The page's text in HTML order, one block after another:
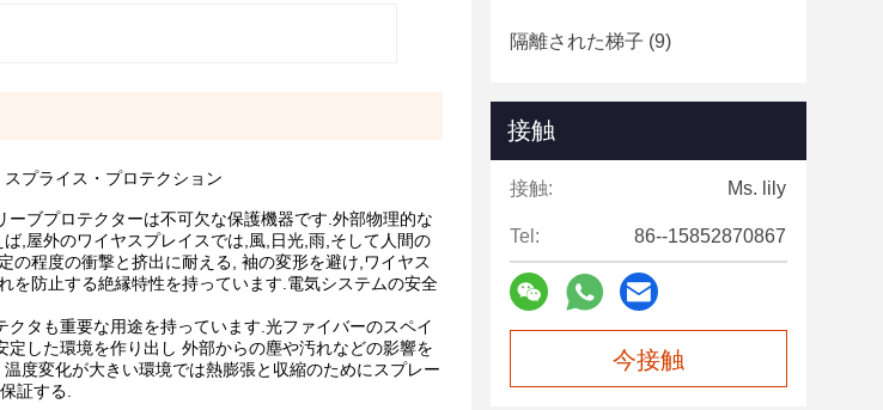
プライス・プロテクション
ブプロテクターは不可欠な保護機器です.外部物理的な
,屋外のワイヤスプレイスでは,風,日光,雨,そして人間の
程度の衝撃と挤出に耐える, 袖の変形を避け,ワイヤス
を防止する絶縁特性を持っています.電気システムの安全
タも重要な用途を持っています.光ファイバーのスペイ
した環境を作り出し 外部からの塵や汚れなどの影響を
度変化が大きい環境では熱膨張と収縮のためにスプレー
証する.
隔離された梯子 (9)
接触
接触: Ms. lily
Tel: 86--15852870867
今接触